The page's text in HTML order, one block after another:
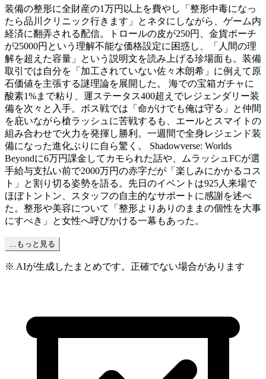
装備の整形に全財産の1万円以上を費やし「整形中毒になっ
たら品川クリニック行きます」とネタにしながら、ゲーム内
経済に翻弄される配信。トロールの皮が250円、金貨ポーチ
が25000円という理解不能な価格設定に困惑し、「人間の理
解を超えた容量」という説明文を読み上げる珍場面も。装備
取引では自分を「加工されていない佐々木朗希」に例えて原
石価値を主張する謎理論を展開した。 海での宝箱ガチャに
酸素1%まで粘り、運ステータス400超えでレジェンダリー装
備を次々と入手。ボス戦では「命がけでも俺は守る」と仲間
を庇いながら槍ラッシュに苦戦するも、エールとスマイトの
組み合わせで火力を発揮し勝利。一週間で全身レジェンド装
備になった進化ぶりに自ら驚く。 Shadowverse: Worlds
Beyondに6万円課金してカモられた話や、ムラッシュFCが選
手給与支払い前で2000万円の赤字だが「楽しみにかかるコス
ト」と割り切る姿勢を語る。先日のイベントは925人来場で
ほぼトントン、スタッフの自主的なサポートに感謝を述べ
た。整形や美容について「整形よりありのままの個性を大事
にすべき」と女性へ呼びかける一幕もあった。
...もっと見る
※ AIが生成したまとめです。正確でない場合があります